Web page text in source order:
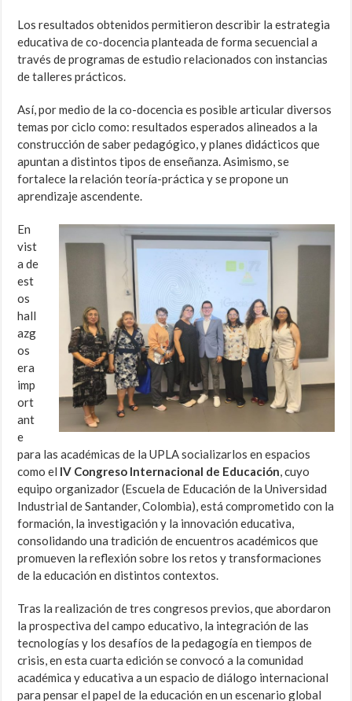
Los resultados obtenidos permitieron describir la estrategia
educativa de co-docencia planteada de forma secuencial a
través de programas de estudio relacionados con instancias
de talleres prácticos.
Así, por medio de la co-docencia es posible articular diversos
temas por ciclo como: resultados esperados alineados a la
construcción de saber pedagógico, y planes didácticos que
apuntan a distintos tipos de enseñanza. Asimismo, se
fortalece la relación teoría-práctica y se propone un
aprendizaje ascendente.
En
vist
a de
est
os
hall
azg
os
era
imp
ort
ant
e
para las académicas de la UPLA socializarlos en espacios
como el IV Congreso Internacional de Educación, cuyo
equipo organizador (Escuela de Educación de la Universidad
Industrial de Santander, Colombia), está comprometido con la
formación, la investigación y la innovación educativa,
consolidando una tradición de encuentros académicos que
promueven la reflexión sobre los retos y transformaciones
de la educación en distintos contextos.
Tras la realización de tres congresos previos, que abordaron
la prospectiva del campo educativo, la integración de las
tecnologías y los desafíos de la pedagogía en tiempos de
crisis, en esta cuarta edición se convocó a la comunidad
académica y educativa a un espacio de diálogo internacional
para pensar el papel de la educación en un escenario global